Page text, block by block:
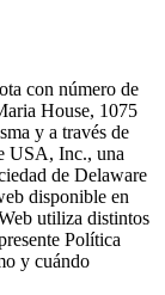
con número de
House, 1075
y a través de
USA, Inc., una
de Delaware
disponible en
utiliza distintos
Política
y cuándo